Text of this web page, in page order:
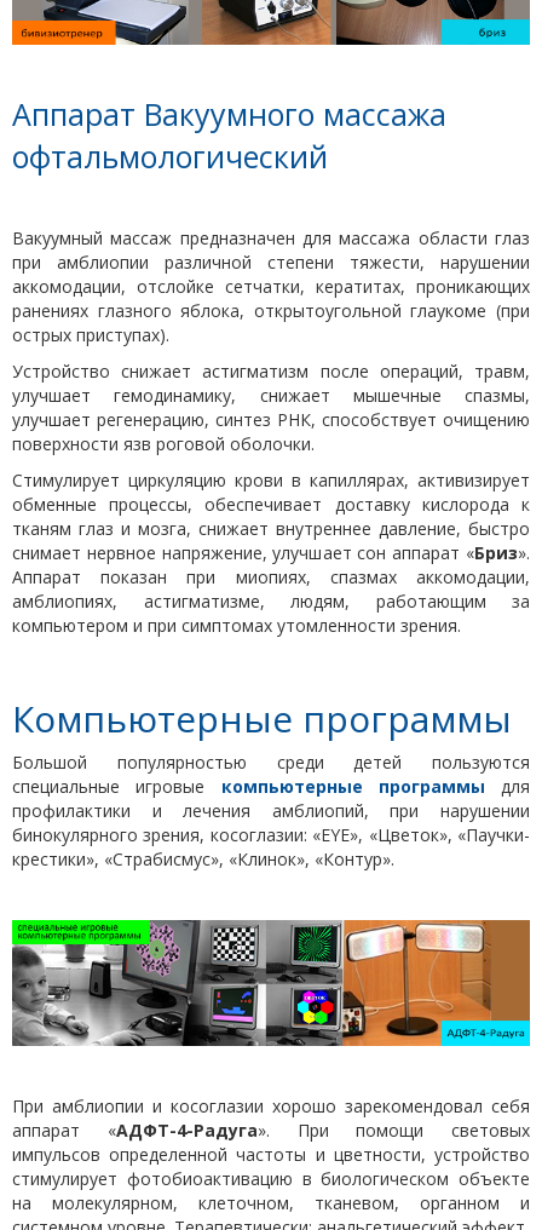
Аппарат Вакуумного массажа
офтальмологический
Вакуумный массаж предназначен для массажа области глаз
при амблиопии различной степени тяжести, нарушении
аккомодации, отслойке сетчатки, кератитах, проникающих
ранениях глазного яблока, открытоугольной глаукоме (при
острых приступах).
Устройство снижает астигматизм после операций, травм,
улучшает гемодинамику, снижает мышечные спазмы,
улучшает регенерацию, синтез РНК, способствует очищению
поверхности язв роговой оболочки.
Стимулирует циркуляцию крови в капиллярах, активизирует
обменные процессы, обеспечивает доставку кислорода к
тканям глаз и мозга, снижает внутреннее давление, быстро
снимает нервное напряжение, улучшает сон аппарат «Бриз».
Аппарат показан при миопиях, спазмах аккомодации,
амблиопиях, астигматизме, людям, работающим за
компьютером и при симптомах утомленности зрения.
Компьютерные программы
Большой популярностью среди детей пользуются
специальные игровые компьютерные программы для
профилактики и лечения амблиопий, при нарушении
бинокулярного зрения, косоглазии: «EYE», «Цветок», «Паучки-
крестики», «Страбисмус», «Клинок», «Контур».
При амблиопии и косоглазии хорошо зарекомендовал себя
аппарат «АДФТ-4-Радуга». При помощи световых
импульсов определенной частоты и цветности, устройство
стимулирует фотобиоактивацию в биологическом объекте
на молекулярном, клеточном, тканевом, органном и